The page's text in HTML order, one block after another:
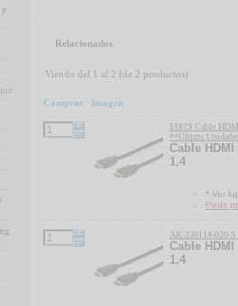
y
Relacionados
Viendo del 1 al 2 (de 2 productos)
Comprar Imagen
51819 Cable
**Ultims
Cable
1,4
* Ver
Pedir
AK-330114-020-
Cable
1,4